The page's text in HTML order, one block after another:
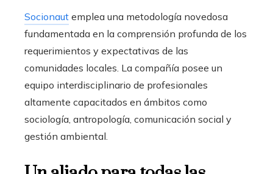
Socionaut emplea una metodología novedosa
fundamentada en la comprensión profunda de los
requerimientos y expectativas de las
comunidades locales. La compañía posee un
equipo interdisciplinario de profesionales
altamente capacitados en ámbitos como
sociología, antropología, comunicación social y
gestión ambiental.